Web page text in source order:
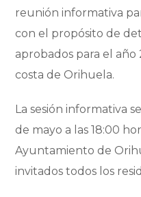
reunión informativa
con el propósito de
aprobados para el
costa de Orihuela.
La sesión informativa
de mayo a las 18:00
Ayuntamiento de
invitados todos los